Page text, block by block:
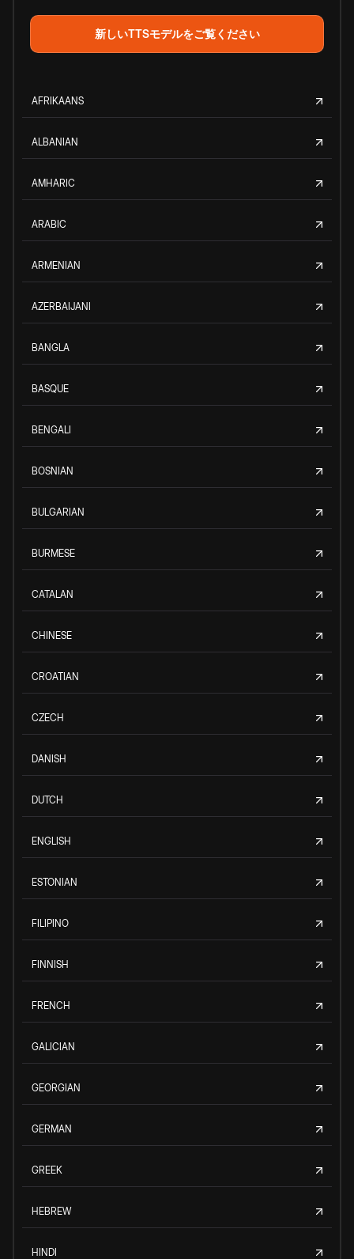
新しいTTSモデルをご覧ください
AFRIKAANS
ALBANIAN
AMHARIC
ARABIC
ARMENIAN
AZERBAIJANI
BANGLA
BASQUE
BENGALI
BOSNIAN
BULGARIAN
BURMESE
CATALAN
CHINESE
CROATIAN
CZECH
DANISH
DUTCH
ENGLISH
ESTONIAN
FILIPINO
FINNISH
FRENCH
GALICIAN
GEORGIAN
GERMAN
GREEK
HEBREW
HINDI